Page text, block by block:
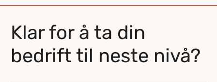
Klar for å ta din
bedrift til neste nivå?